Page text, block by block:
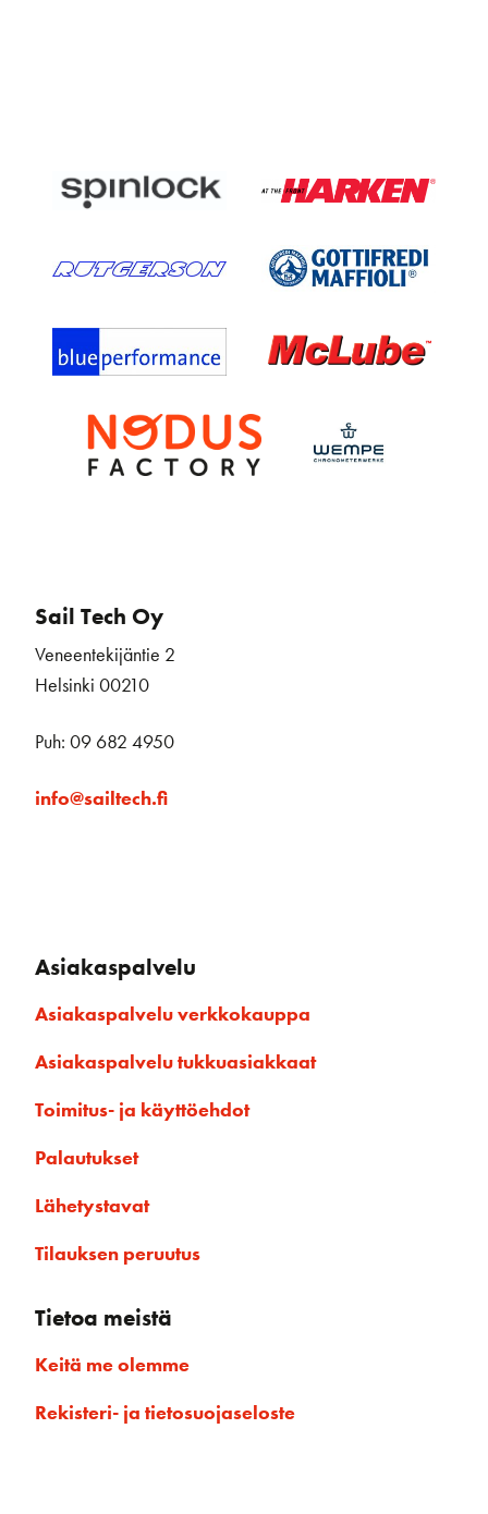
Sail Tech Oy
Veneentekijäntie 2
Helsinki 00210
Puh: 09 682 4950
info@sailtech.fi
Asiakaspalvelu
Asiakaspalvelu verkkokauppa
Asiakaspalvelu tukkuasiakkaat
Toimitus- ja käyttöehdot
Palautukset
Lähetystavat
Tilauksen peruutus
Tietoa meistä
Keitä me olemme
Rekisteri- ja tietosuojaseloste